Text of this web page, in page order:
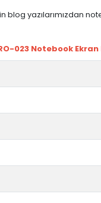
blog
023 Notebook